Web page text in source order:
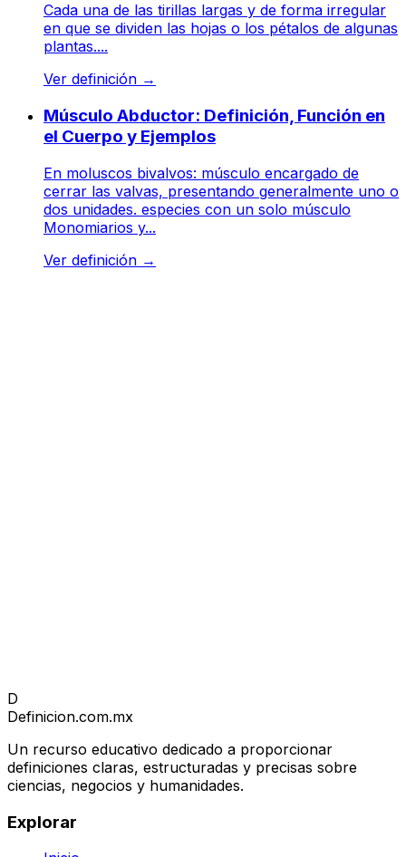
Cada una de las tirillas largas y de forma irregular
en que se dividen las hojas o los pétalos de algunas
plantas....
Ver definición →
Músculo Abductor: Definición, Función en
el Cuerpo y Ejemplos
En moluscos bivalvos: músculo encargado de
cerrar las valvas, presentando generalmente uno o
dos unidades. especies con un solo músculo
Monomiarios y...
Ver definición →
D
Definicion.com.mx
Un recurso educativo dedicado a proporcionar
definiciones claras, estructuradas y precisas sobre
ciencias, negocios y humanidades.
Explorar